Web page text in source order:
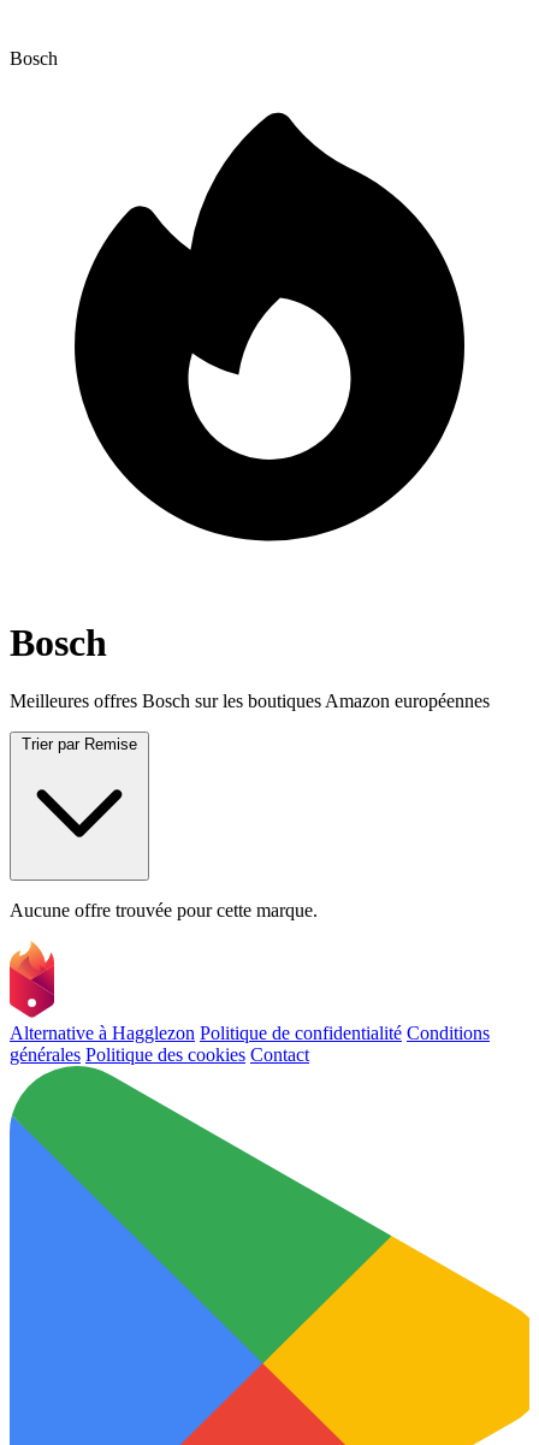
Bosch
Bosch
Meilleures offres Bosch sur les boutiques Amazon européennes
Trier par Remise
Aucune offre trouvée pour cette marque.
Alternative à Hagglezon Politique de confidentialité Conditions
générales Politique des cookies Contact